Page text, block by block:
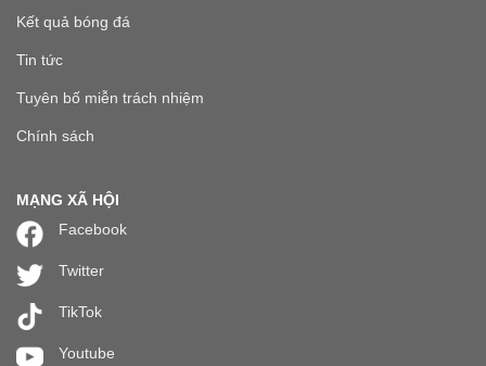
Kết quả bóng đá
Tin tức
Tuyên bố miễn trách nhiệm
Chính sách
MẠNG XÃ HỘI
Facebook
Twitter
TikTok
Youtube